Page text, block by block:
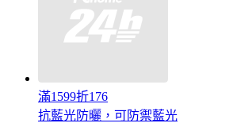
滿1599折176
抗藍光防曬，可防禦藍光